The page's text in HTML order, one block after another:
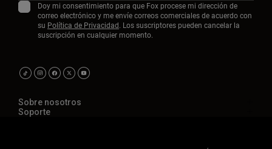
Doy mi consentimiento para que Fox procese mi dirección de
correo electrónico y me envíe correos comerciales de acuerdo con
su Política de Privacidad. Los suscriptores pueden cancelar la
suscripción en cualquier momento.
Sobre nosotros
Soporte